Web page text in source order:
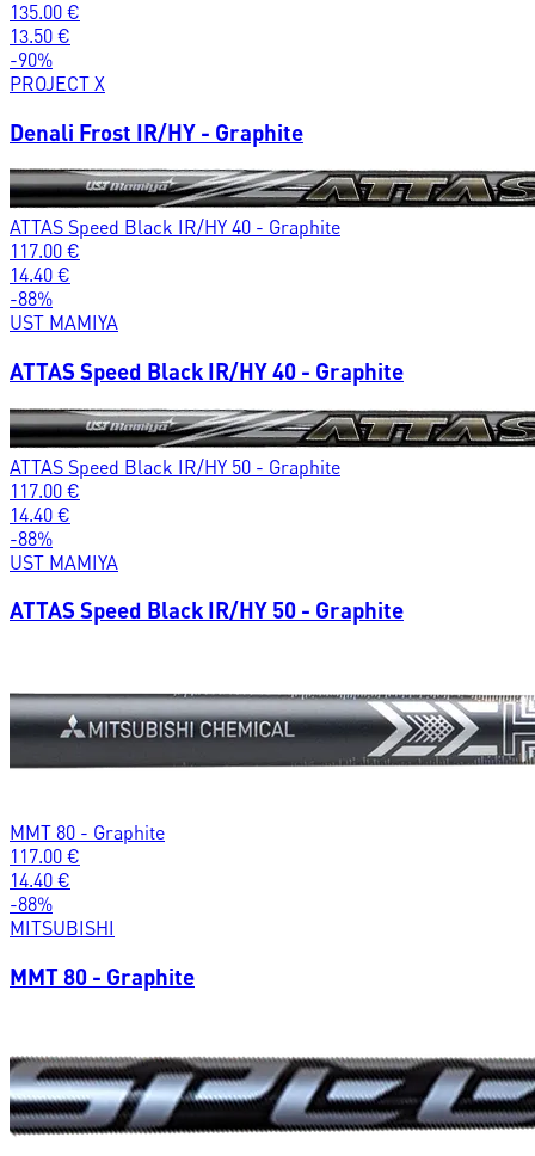
135.00 €
13.50 €
-90%
PROJECT X
Denali Frost IR/HY - Graphite
ATTAS Speed Black IR/HY 40 - Graphite
117.00 €
14.40 €
-88%
UST MAMIYA
ATTAS Speed Black IR/HY 40 - Graphite
ATTAS Speed Black IR/HY 50 - Graphite
117.00 €
14.40 €
-88%
UST MAMIYA
ATTAS Speed Black IR/HY 50 - Graphite
MMT 80 - Graphite
117.00 €
14.40 €
-88%
MITSUBISHI
MMT 80 - Graphite